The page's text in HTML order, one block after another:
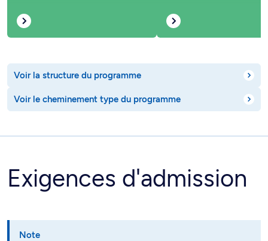
Voir la structure du programme
Voir le cheminement type du programme
Exigences d'admission
Note